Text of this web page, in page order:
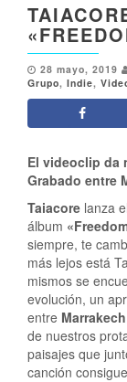
28 mayo, 2019
Grupo, Indie,
El videoclip da
Grabado entre
Taiacore lanza
álbum
siempre, te
más lejos está
mismos se
evolución, un
entre
de nuestros
paisajes que
canción